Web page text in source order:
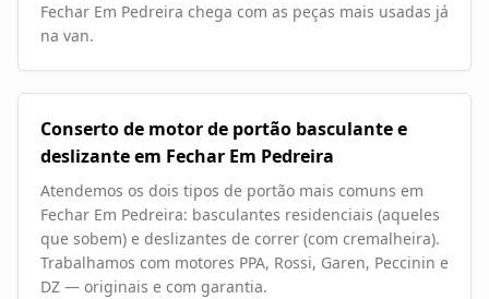
Fechar Em Pedreira chega com as peças mais usadas já
na van.
Conserto de motor de portão basculante e
deslizante em Fechar Em Pedreira
Atendemos os dois tipos de portão mais comuns em
Fechar Em Pedreira: basculantes residenciais (aqueles
que sobem) e deslizantes de correr (com cremalheira).
Trabalhamos com motores PPA, Rossi, Garen, Peccinin e
DZ — originais e com garantia.